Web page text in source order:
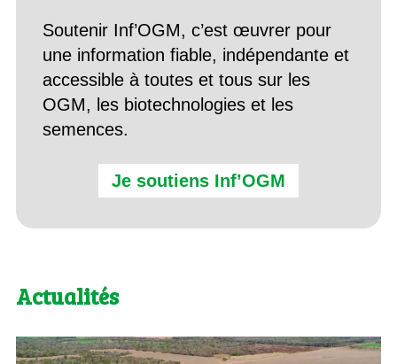
Soutenir Inf’OGM, c’est œuvrer pour
une information fiable, indépendante et
accessible à toutes et tous sur les
OGM, les biotechnologies et les
semences.
Je soutiens Inf’OGM
Actualités